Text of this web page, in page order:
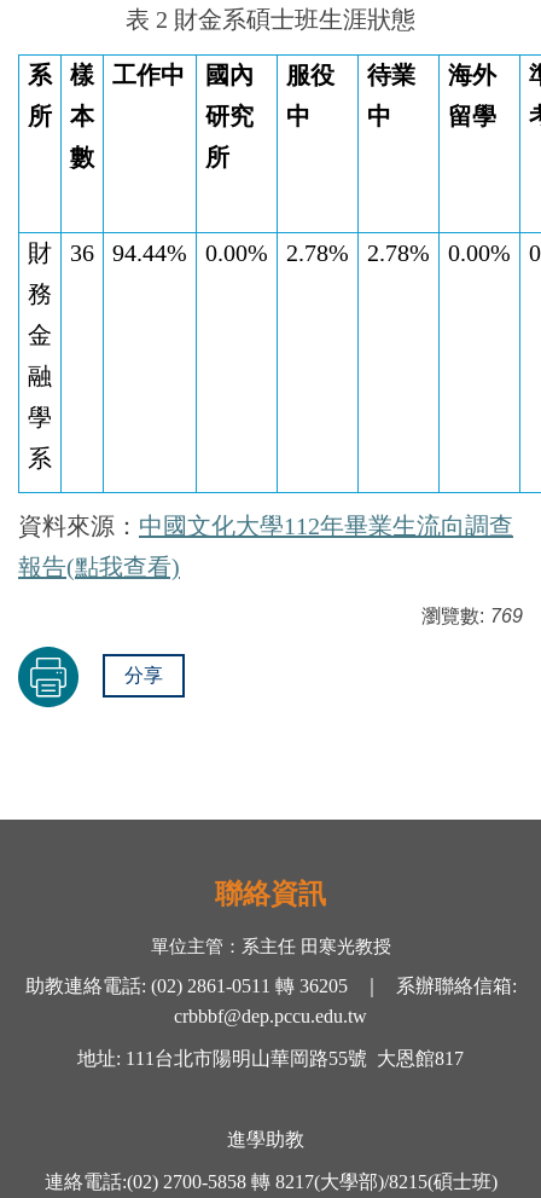
表 2 財金系碩士班生涯狀態
系
所
樣
本
數
工作中
國內
研究
所
服役
中
待業
中
海外
留學
財
務
金
融
學
系
36 94.44% 0.00% 2.78% 2.78% 0.00%
資料來源 ： 中國文化大學112年畢業生流向調查
報告(點我查看)
瀏覽數: 769
分享
聯絡資訊
單位主管： 系主任 田寒光教授
助教連絡電話: (02) 2861-0511 轉36205 ｜ 系辦聯絡信箱:
crbbbf@dep.pccu.edu.tw
地址: 111 台北市陽明山華岡路55號 大恩館817
進學助教
連絡電話:(02) 2700-5858 轉 8217(大學部)/8215(碩士班)